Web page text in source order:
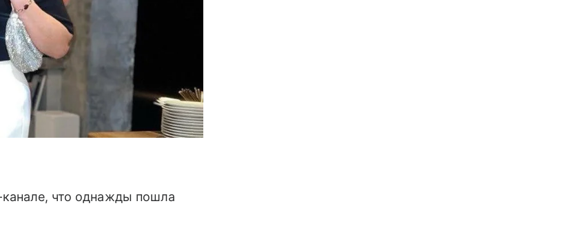
что однажды пошла